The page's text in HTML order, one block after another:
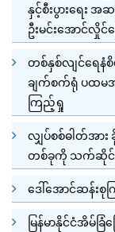
နှင့်စီးပွားရေး
ဦးမင်းအောင်လှိုင်ပ
တစ်နှစ်လျင်ရေနံ
ချက်စက်ရုံ ပထမအ
ကြည့်ရှု
လျှပ်စစ်ဓါတ်အာ
တစ်ခုကို သက်ဆိုင်
ဒေါ်အောင်ဆန်း
မြန်မာနိုင်ငံအိမ်ခ